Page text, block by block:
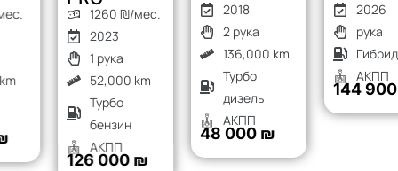
1260 ₪/мес.
2023
1 рука
52,000 km
Турбо
бензин
АКПП
126 000 ₪
2 рука
136,000 km
Турбо
дизель
АКПП
48 000 ₪
2026
Гибрид
АКПП
144 900 ₪